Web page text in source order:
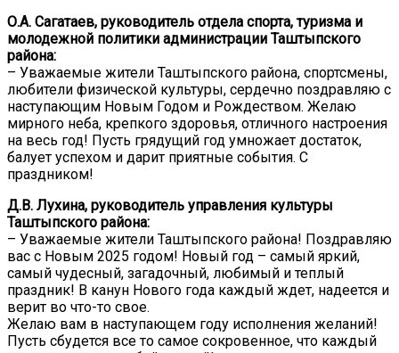
О.А. Сагатаев, руководитель отдела спорта, туризма и
молодежной политики администрации Таштыпского
района:
– Уважаемые жители Таштыпского района, спортсмены,
любители физической культуры, сердечно поздравляю с
наступающим Новым Годом и Рождеством. Желаю
мирного неба, крепкого здоровья, отличного настроения
на весь год! Пусть грядущий год умножает достаток,
балует успехом и дарит приятные события. С
праздником!
Д.В. Лухина, руководитель управления культуры
Таштыпского района:
– Уважаемые жители Таштыпского района! Поздравляю
вас с Новым 2025 годом! Новый год – самый яркий,
самый чудесный, загадочный, любимый и теплый
праздник! В канун Нового года каждый ждет, надеется и
верит во что-то свое.
Желаю вам в наступающем году исполнения желаний!
Пусть сбудется все то самое сокровенное, что каждый